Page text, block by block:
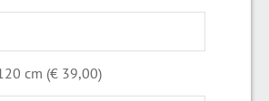
cm (€ 39,00)